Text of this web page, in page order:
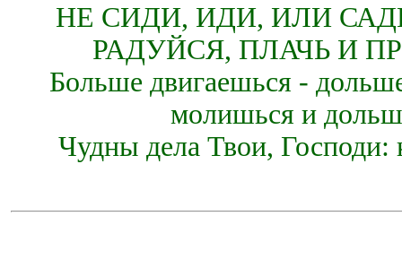
НЕ СИДИ, ИДИ, ИЛИ
РАДУЙСЯ, ПЛАЧЬ И
Больше двигаешься -
молишься и
Чудны дела Твои, Господи: